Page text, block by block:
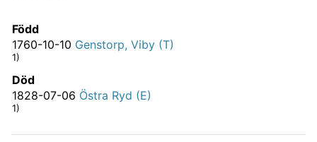
Född
1760-10-10 Genstorp, Viby (T)
1)
Död
1828-07-06 Östra Ryd (E)
1)